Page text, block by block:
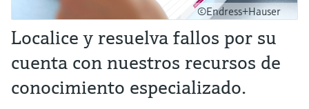
©Endress+Hauser
Localice y resuelva fallos por su
cuenta con nuestros recursos de
conocimiento especializado.